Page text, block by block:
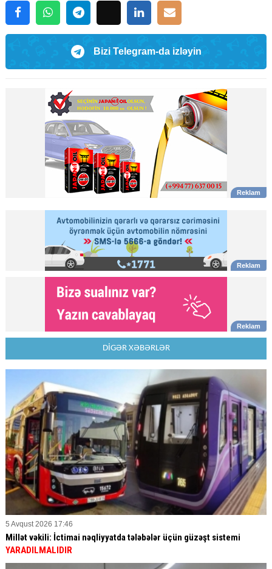
Bizi Telegram-da izləyin
DİGƏR XƏBƏRLƏR
5 Avqust 2026 17:46
Millət vəkili: İctimai nəqliyyatda tələbələr üçün güzəşt sistemi
YARADILMALIDIR